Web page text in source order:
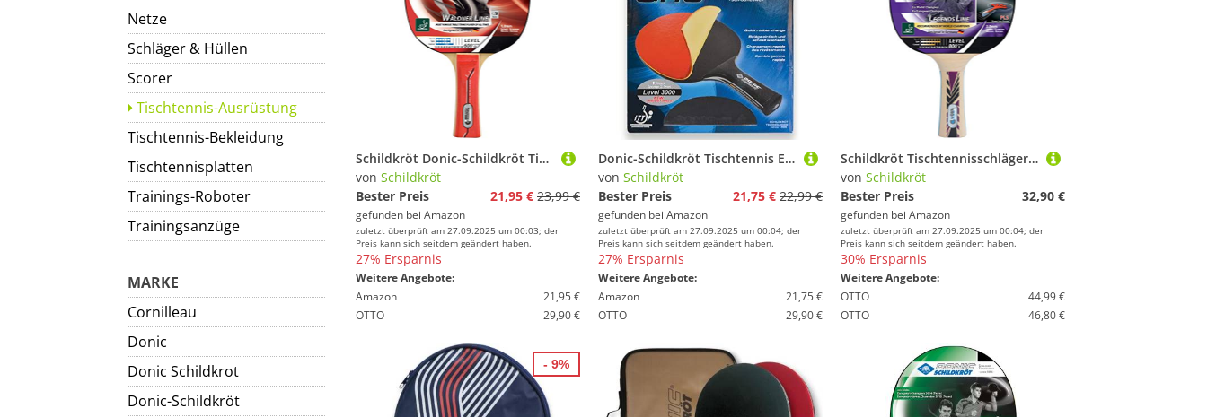
Netze
Schläger & Hüllen
Scorer
Tischtennis-Ausrüstung
Tischtennis-Bekleidung
Tischtennisplatten
Trainings-Roboter
Trainingsanzüge
MARKE
Cornilleau
Donic
Donic Schildkrot
Donic-Schildkröt
Schildkröt Donic-Schildkröt Tischtennisschläger Waldner 600, Holz/Natur
von Schildkröt
Bester Preis
21,95 € 23,99 €
gefunden bei Amazon
zuletzt überprüft am 27.09.2025 um 00:03; der
Preis kann sich seitdem geändert haben.
27% Ersparnis
Weitere Angebote:
Amazon
21,95 €
OTTO
29,90 €
Donic-Schildkröt Tischtennis Ersatzbelag QRC Level 3000 Energy - Spieltyp: Attack, schwarz/Rot, M
von Schildkröt
Bester Preis
21,75 € 22,99 €
gefunden bei Amazon
zuletzt überprüft am 27.09.2025 um 00:04; der
Preis kann sich seitdem geändert haben.
27% Ersparnis
Weitere Angebote:
Amazon
21,75 €
OTTO
29,90 €
Schildkröt Tischtennisschläger Legends 800 FSC, AVS, PLS & Ergo-Griff, 2,0 mm Schwamm, FSC Holz, Champion - ITTF Belag, 754425
von Schildkröt
Bester Preis
32,90 €
gefunden bei Amazon
zuletzt überprüft am 27.09.2025 um 00:04; der
Preis kann sich seitdem geändert haben.
30% Ersparnis
Weitere Angebote:
OTTO
44,99 €
OTTO
46,80 €
- 9%